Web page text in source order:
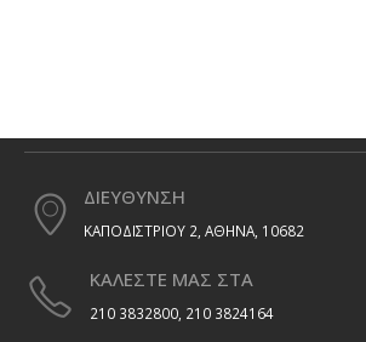
ΔΙΕΥΘΥΝΣΗ
ΚΑΠΟΔΙΣΤΡΙΟΥ 2, ΑΘΗΝΑ, 10682
ΚΑΛΕΣΤΕ ΜΑΣ ΣΤΑ
210 3832800, 210 3824164